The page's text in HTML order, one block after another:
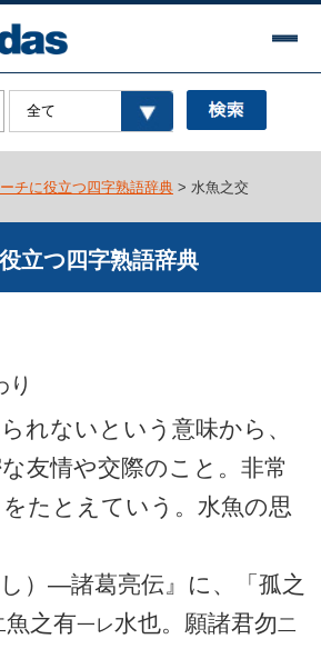
チに役立つ四字熟語辞典> 水魚之交
立つ四字熟語辞典
り
れないという意味から、
友情や交際のこと。非常
たとえていう。水魚の思
し）―諸葛亮伝』に、「孤之
魚之有一レ水也。願諸君勿 二